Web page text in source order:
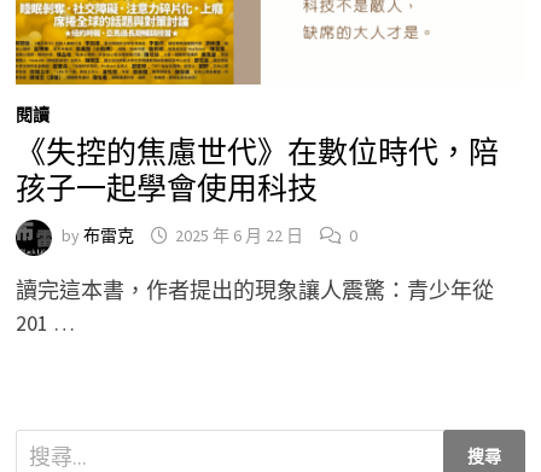
閱讀
《失控的焦慮世代》在數位時代，陪
孩子一起學會使用科技
by 布雷克 2025 年 6 月 22 日 0
讀完這本書，作者提出的現象讓人震驚：青少年從
201 …
搜